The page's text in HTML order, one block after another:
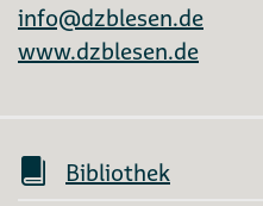
info@dzblesen.de
www.dzblesen.de
Bibliothek